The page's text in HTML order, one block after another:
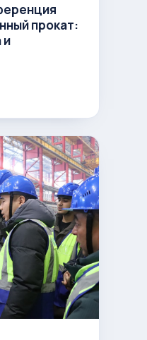
прокат:
и